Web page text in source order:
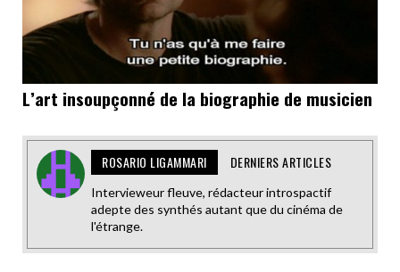
L’art insoupçonné de la biographie de musicien
ROSARIO LIGAMMARI DERNIERS ARTICLES
Intervieweur fleuve, rédacteur introspactif
adepte des synthés autant que du cinéma de
l'étrange.